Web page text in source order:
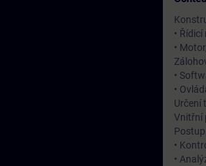
•
•
•
•
Určení
Vnitřní
•
•